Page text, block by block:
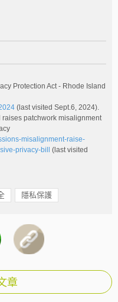
Protection Act - Rhode Island
(last visited Sept.6, 2024).
patchwork misalignment
misalignment-raise-
privacy-bill
(last visited
隱私保護
章